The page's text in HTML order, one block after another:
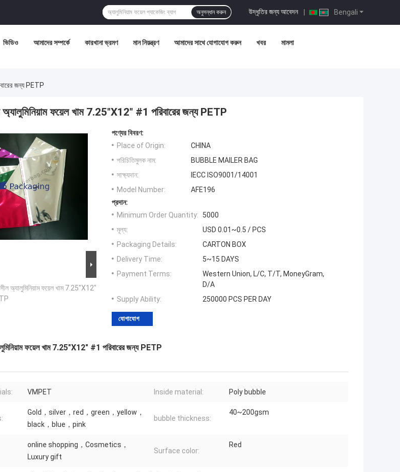
Bengali
উদ্ধৃতির জন্য আবেদন |
অনুসন্ধান করুন
ভিডিও আমাদের সম্পর্কে কারখানা ভ্রমণ মান নিয়ন্ত্রণ আমাদের সাথে যোগাযোগ করুন খবর মামলা
জন্য PETP
ফয়েল খাম 7.25"X12" #1 পরিবারের জন্য PETP
অ্যালুমিনিয়াম ফয়েল খাম 7.25"X12"
পণ্যের বিবরণ:
Place of Origin:
CHINA
পরিচিতিমুলক নাম:
BUBBLE MAILER BAG
সাক্ষ্যদান:
IECC ISO9001/14001
Model Number:
AFE196
প্রদান:
Minimum Order Quantity:
5000
মূল্য:
USD 0.01~0.5 / PCS
Packaging Details:
CARTON BOX
Delivery Time:
5~15 DAYS
Payment Terms:
Western Union, L/C, T/T, MoneyGram,
D/A
Supply Ability:
250000 PCS PER DAY
যোগাযোগ
ফয়েল খাম 7.25"X12" #1 পরিবারের জন্য PETP
VMPET Inside material: Poly bubble
Gold，silver，red，green，yellow，
black，blue，pink
bubble thickness:
40~200gsm
online shopping，Cosmetics，
Luxury gift
Surface color:
Red